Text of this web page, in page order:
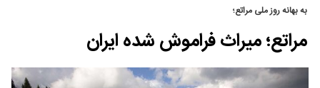
به بهانه روز ملی مراتع؛
مراتع؛ میراث فراموش شده ایران